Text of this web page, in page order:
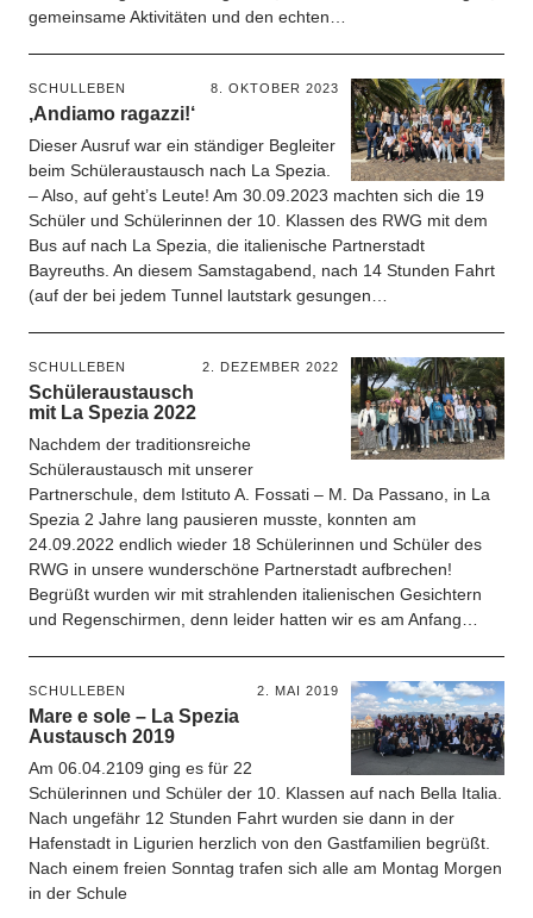
gemeinsame Aktivitäten und den echten…
SCHULLEBEN 8. OKTOBER 2023
‚Andiamo ragazzi!‘
Dieser Ausruf war ein ständiger Begleiter
beim Schüleraustausch nach La Spezia.
– Also, auf geht’s Leute! Am 30.09.2023 machten sich die 19
Schüler und Schülerinnen der 10. Klassen des RWG mit dem
Bus auf nach La Spezia, die italienische Partnerstadt
Bayreuths. An diesem Samstagabend, nach 14 Stunden Fahrt
(auf der bei jedem Tunnel lautstark gesungen…
SCHULLEBEN 2. DEZEMBER 2022
Schüleraustausch
mit La Spezia 2022
Nachdem der traditionsreiche
Schüleraustausch mit unserer
Partnerschule, dem Istituto A. Fossati – M. Da Passano, in La
Spezia 2 Jahre lang pausieren musste, konnten am
24.09.2022 endlich wieder 18 Schülerinnen und Schüler des
RWG in unsere wunderschöne Partnerstadt aufbrechen!
Begrüßt wurden wir mit strahlenden italienischen Gesichtern
und Regenschirmen, denn leider hatten wir es am Anfang…
SCHULLEBEN 2. MAI 2019
Mare e sole – La Spezia
Austausch 2019
Am 06.04.2109 ging es für 22
Schülerinnen und Schüler der 10. Klassen auf nach Bella Italia.
Nach ungefähr 12 Stunden Fahrt wurden sie dann in der
Hafenstadt in Ligurien herzlich von den Gastfamilien begrüßt.
Nach einem freien Sonntag trafen sich alle am Montag Morgen
in der Schule